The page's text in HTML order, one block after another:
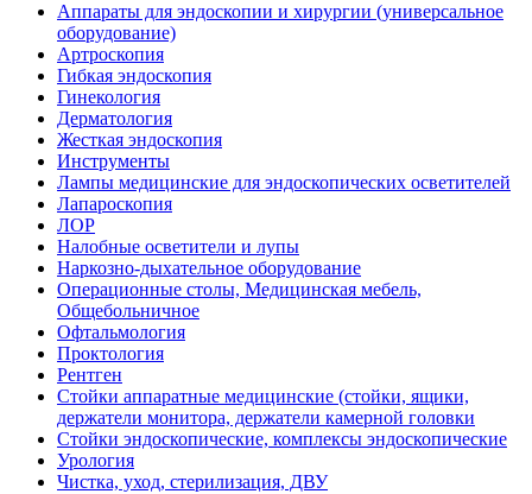
Аппараты для эндоскопии и хирургии (универсальное
оборудование)
Артроскопия
Гибкая эндоскопия
Гинекология
Дерматология
Жесткая эндоскопия
Инструменты
Лампы медицинские для эндоскопических осветителей
Лапароскопия
ЛОР
Налобные осветители и лупы
Наркозно-дыхательное оборудование
Операционные столы, Медицинская мебель,
Общебольничное
Офтальмология
Проктология
Рентген
Стойки аппаратные медицинские (стойки, ящики,
держатели монитора, держатели камерной головки
Стойки эндоскопические, комплексы эндоскопические
Урология
Чистка, уход, стерилизация, ДВУ